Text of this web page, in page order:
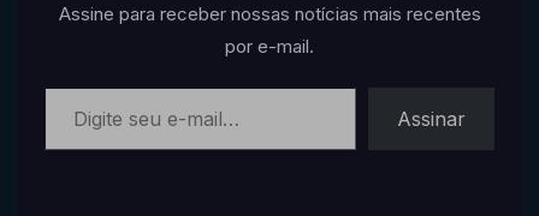
Assine para receber nossas notícias mais recentes
por e-mail.
Digite seu e-mail…
Assinar